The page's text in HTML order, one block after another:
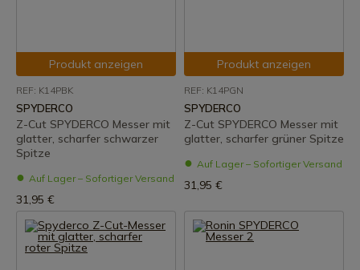
Produkt anzeigen
REF: K14PBK
SPYDERCO
Z-Cut SPYDERCO Messer mit
glatter, scharfer schwarzer
Spitze
Auf Lager – Sofortiger Versand
31,95 €
Produkt anzeigen
REF: K14PGN
SPYDERCO
Z-Cut SPYDERCO Messer mit
glatter, scharfer grüner Spitze
Auf Lager – Sofortiger Versand
31,95 €